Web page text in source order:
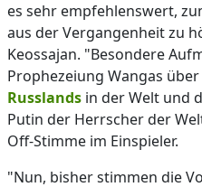
es sehr empfehlenswert,
aus der Vergangenheit zu
Keossajan. "Besondere
Prophezeiung Wangas
Russlands in der Welt und
Putin der Herrscher der
Off-Stimme im Einspieler.
"Nun, bisher stimmen die